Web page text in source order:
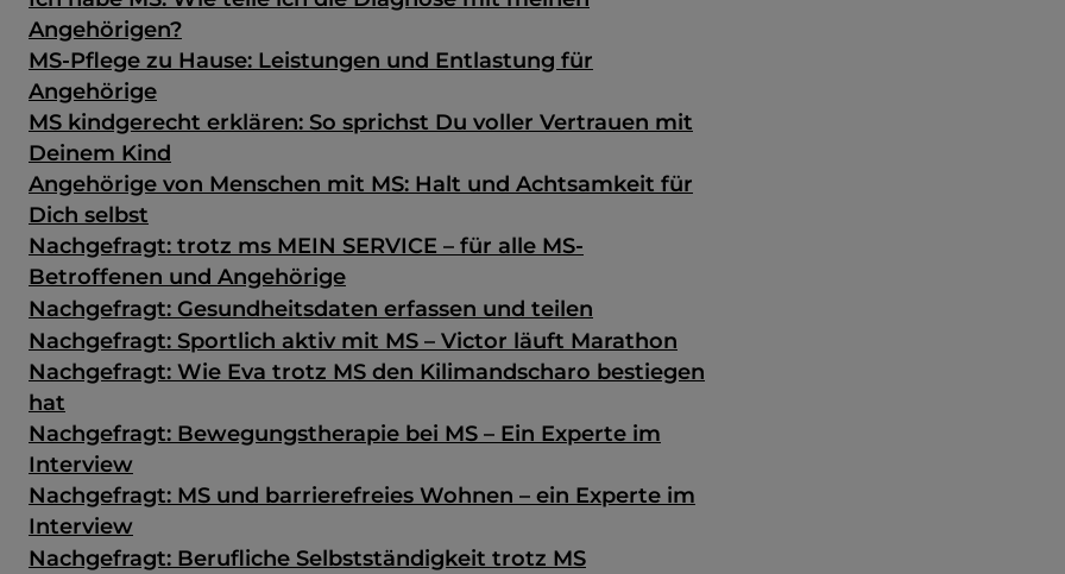
Angehörigen?
MS-Pflege zu Hause: Leistungen und Entlastung für
Angehörige
MS kindgerecht erklären: So sprichst Du voller Vertrauen mit
Deinem Kind
Angehörige von Menschen mit MS: Halt und Achtsamkeit für
Dich selbst
Nachgefragt: trotz ms MEIN SERVICE – für alle MS-
Betroffenen und Angehörige
Nachgefragt: Gesundheits­daten erfassen und teilen
Nachgefragt: Sportlich aktiv mit MS – Victor läuft Marathon
Nachgefragt: Wie Eva trotz MS den Kilimandscharo bestiegen
hat
Nachgefragt: Bewegungstherapie bei MS – Ein Experte im
Interview
Nachgefragt: MS und barrierefreies Wohnen – ein Experte im
Interview
Nachgefragt: Berufliche Selbstständigkeit trotz MS